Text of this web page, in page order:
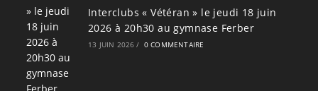
Interclubs « Vétéran » le jeudi 18 juin
2026 à 20h30 au gymnase Ferber
13 JUIN 2026 / 0 COMMENTAIRE